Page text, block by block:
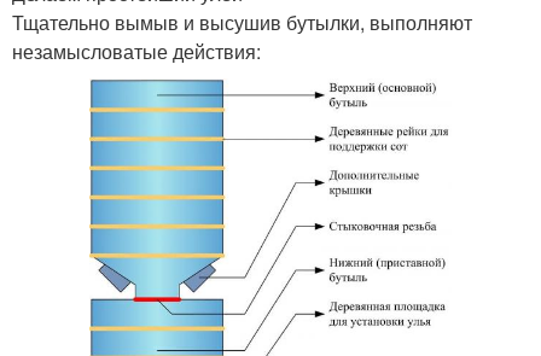
Тщательно вымыв и высушив бутылки, выполняют
незамысловатые действия: